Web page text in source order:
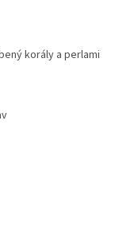
korály a perlami